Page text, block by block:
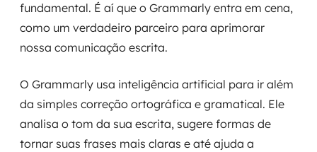
fundamental. É aí que o Grammarly entra em cena,
como um verdadeiro parceiro para aprimorar
nossa comunicação escrita.
O Grammarly usa inteligência artificial para ir além
da simples correção ortográfica e gramatical. Ele
analisa o tom da sua escrita, sugere formas de
tornar suas frases mais claras e até ajuda a